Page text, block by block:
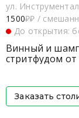
ул.
1500₽₽ /
До открытия:
Винный и
стритфудом
Заказать